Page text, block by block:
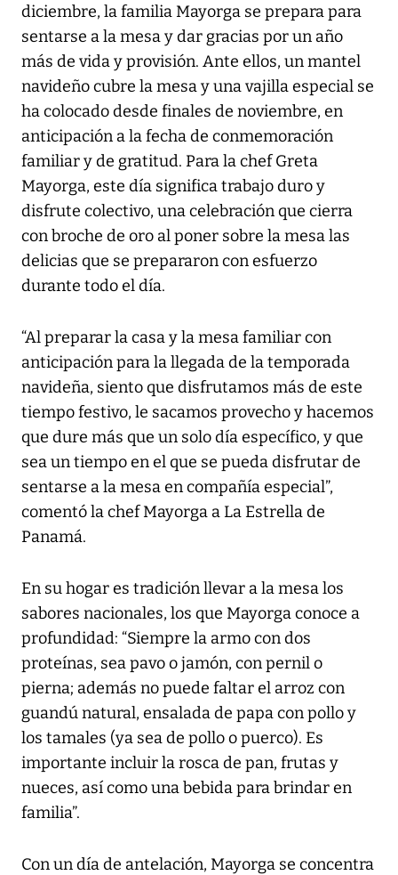
diciembre, la familia Mayorga se prepara para
sentarse a la mesa y dar gracias por un año
más de vida y provisión. Ante ellos, un mantel
navideño cubre la mesa y una vajilla especial se
ha colocado desde finales de noviembre, en
anticipación a la fecha de conmemoración
familiar y de gratitud. Para la chef Greta
Mayorga, este día significa trabajo duro y
disfrute colectivo, una celebración que cierra
con broche de oro al poner sobre la mesa las
delicias que se prepararon con esfuerzo
durante todo el día.
“Al preparar la casa y la mesa familiar con
anticipación para la llegada de la temporada
navideña, siento que disfrutamos más de este
tiempo festivo, le sacamos provecho y hacemos
que dure más que un solo día específico, y que
sea un tiempo en el que se pueda disfrutar de
sentarse a la mesa en compañía especial”,
comentó la chef Mayorga a La Estrella de
Panamá.
En su hogar es tradición llevar a la mesa los
sabores nacionales, los que Mayorga conoce a
profundidad: “Siempre la armo con dos
proteínas, sea pavo o jamón, con pernil o
pierna; además no puede faltar el arroz con
guandú natural, ensalada de papa con pollo y
los tamales (ya sea de pollo o puerco). Es
importante incluir la rosca de pan, frutas y
nueces, así como una bebida para brindar en
familia”.
Con un día de antelación, Mayorga se concentra